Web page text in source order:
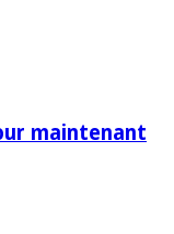
maintenant